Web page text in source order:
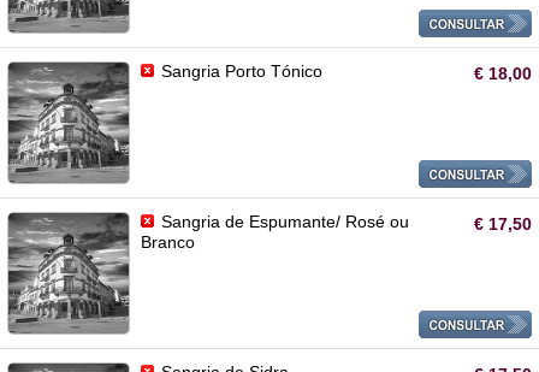
Sangria Porto Tónico € 18,00
Sangria de Espumante/ Rosé ou
Branco
€ 17,50